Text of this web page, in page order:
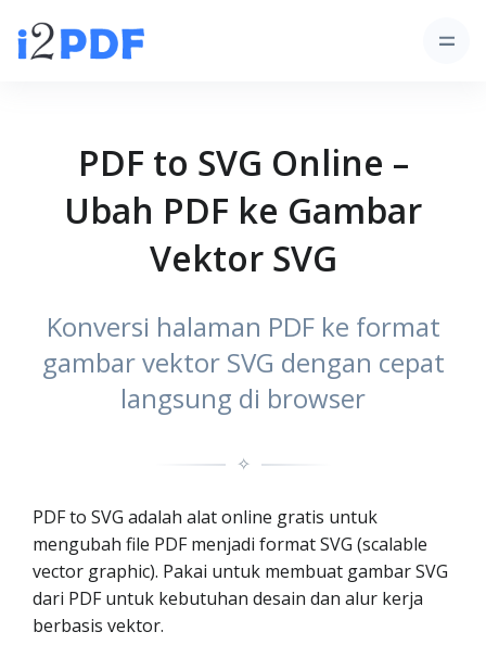
PDF to SVG Online –
Ubah PDF ke Gambar
Vektor SVG
Konversi halaman PDF ke format
gambar vektor SVG dengan cepat
langsung di browser
✧
PDF to SVG adalah alat online gratis untuk
mengubah file PDF menjadi format SVG (scalable
vector graphic). Pakai untuk membuat gambar SVG
dari PDF untuk kebutuhan desain dan alur kerja
berbasis vektor.